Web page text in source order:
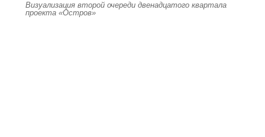
Визуализация второй очереди двенадцатого квартала
проекта «Остров»